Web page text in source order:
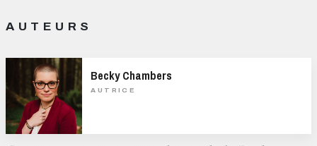
AUTEURS
Becky Chambers
AUTRICE